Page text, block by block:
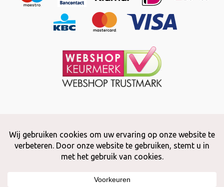
Copyright © 2026 Snuffelstore
Adax BV - 0032 (0)50 66 56 51 -info@snuffelstore.be